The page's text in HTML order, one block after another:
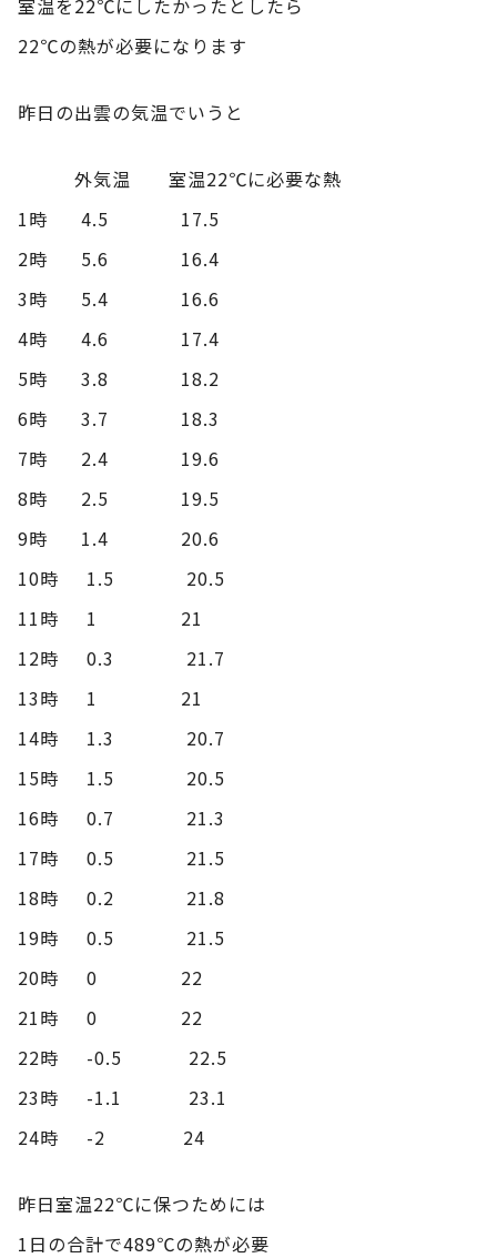
室温を22℃にしたかったとしたら
22℃の熱が必要になります
昨日の出雲の気温でいうと
外気温 室温22℃に必要な熱
1時 4.5 17.5
2時 5.6 16.4
3時 5.4 16.6
4時 4.6 17.4
5時 3.8 18.2
6時 3.7 18.3
7時 2.4 19.6
8時 2.5 19.5
9時 1.4 20.6
10時 1.5 20.5
11時 1 21
12時 0.3 21.7
13時 1 21
14時 1.3 20.7
15時 1.5 20.5
16時 0.7 21.3
17時 0.5 21.5
18時 0.2 21.8
19時 0.5 21.5
20時 0 22
21時 0 22
22時 -0.5 22.5
23時 -1.1 23.1
24時 -2 24
昨日室温22℃に保つためには
1日の合計で489℃の熱が必要